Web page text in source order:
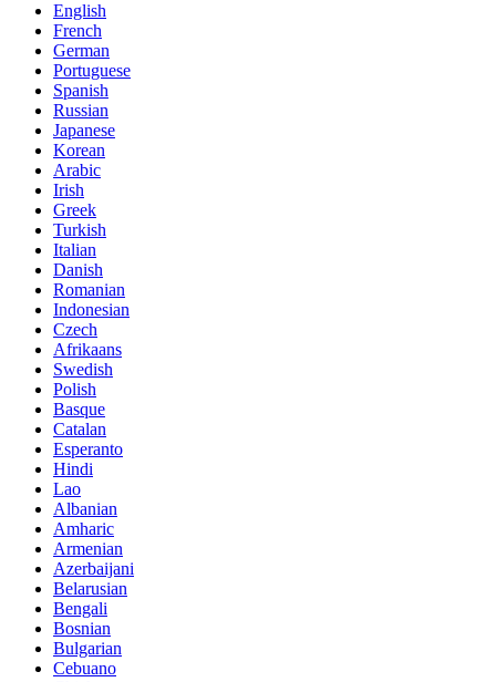
English
French
German
Portuguese
Spanish
Russian
Japanese
Korean
Arabic
Irish
Greek
Turkish
Italian
Danish
Romanian
Indonesian
Czech
Afrikaans
Swedish
Polish
Basque
Catalan
Esperanto
Hindi
Lao
Albanian
Amharic
Armenian
Azerbaijani
Belarusian
Bengali
Bosnian
Bulgarian
Cebuano